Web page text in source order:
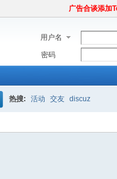
广告合谈添加
用户名
密码
热搜: 活动 交友 discuz